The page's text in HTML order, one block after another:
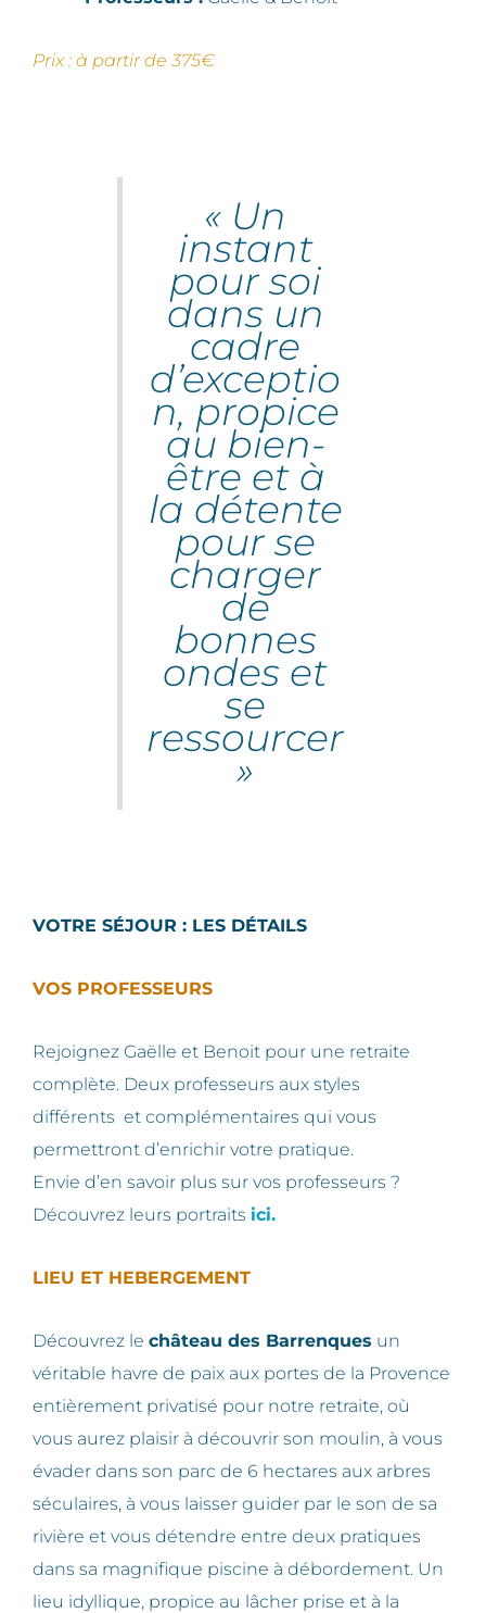
Prix : à partir de 375€
« Un
instant
pour soi
dans un
cadre
d’exceptio
n, propice
au bien-
être et à
la détente
pour se
charger
de
bonnes
ondes et
se
ressourcer
»
VOTRE SÉJOUR : LES DÉTAILS
VOS PROFESSEURS
Rejoignez Gaëlle et Benoit pour une retraite
complète. Deux professeurs aux styles
différents et complémentaires qui vous
permettront d’enrichir votre pratique.
Envie d’en savoir plus sur vos professeurs ?
Découvrez leurs portraits ici.
LIEU ET HEBERGEMENT
Découvrez le château des Barrenques un
véritable havre de paix aux portes de la Provence
entièrement privatisé pour notre retraite, où
vous aurez plaisir à découvrir son moulin, à vous
évader dans son parc de 6 hectares aux arbres
séculaires, à vous laisser guider par le son de sa
rivière et vous détendre entre deux pratiques
dans sa magnifique piscine à débordement. Un
lieu idyllique, propice au lâcher prise et à la